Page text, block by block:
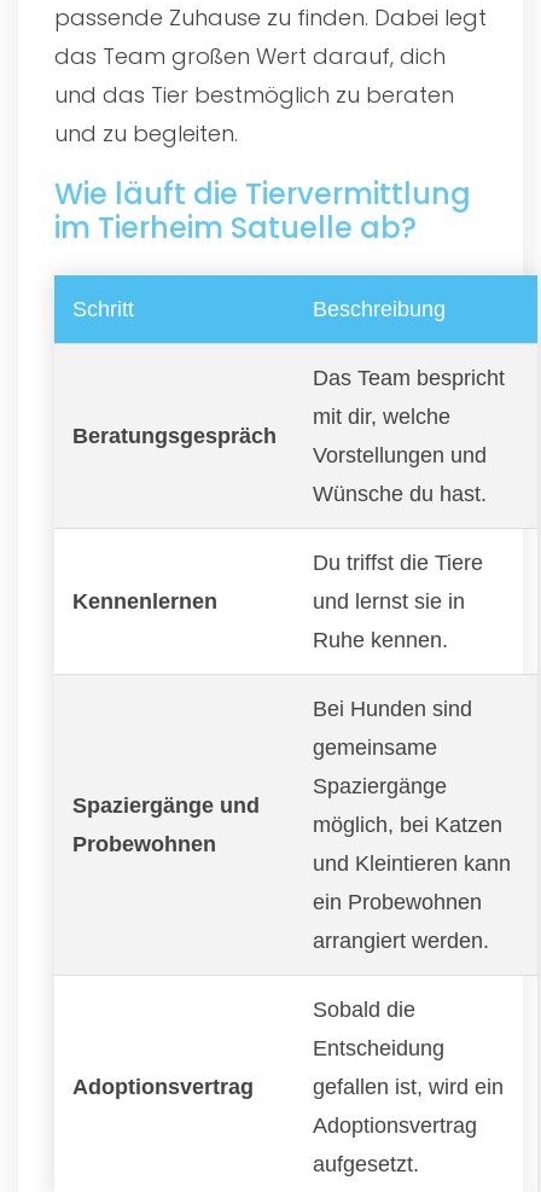
passende Zuhause zu finden. Dabei legt
das Team großen Wert darauf, dich
und das Tier bestmöglich zu beraten
und zu begleiten.
Wie läuft die Tiervermittlung
im Tierheim Satuelle ab?
Schritt Beschreibung
Beratungsgespräch
Das Team bespricht
mit dir, welche
Vorstellungen und
Wünsche du hast.
Kennenlernen
Du triffst die Tiere
und lernst sie in
Ruhe kennen.
Spaziergänge und
Probewohnen
Bei Hunden sind
gemeinsame
Spaziergänge
möglich, bei Katzen
und Kleintieren kann
ein Probewohnen
arrangiert werden.
Adoptionsvertrag
Sobald die
Entscheidung
gefallen ist, wird ein
Adoptionsvertrag
aufgesetzt.